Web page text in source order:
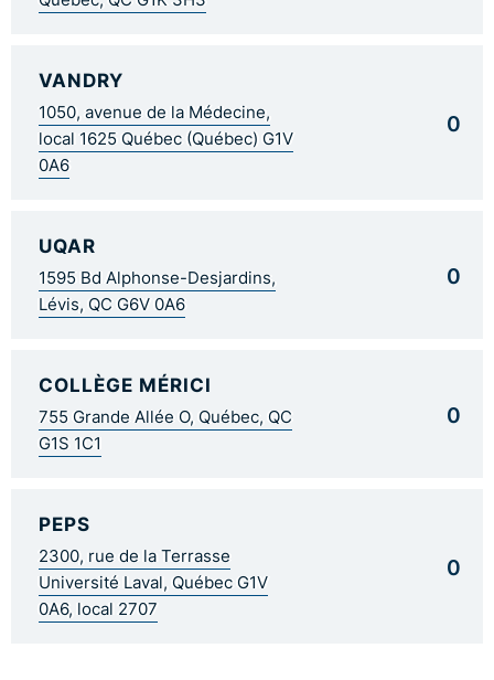
VANDRY
1050, avenue de la Médecine,
local 1625 Québec (Québec) G1V
0A6
0
UQAR
1595 Bd Alphonse-Desjardins,
Lévis, QC G6V 0A6
0
COLLÈGE MÉRICI
755 Grande Allée O, Québec, QC
G1S 1C1
0
PEPS
2300, rue de la Terrasse
Université Laval, Québec G1V
0A6, local 2707
0